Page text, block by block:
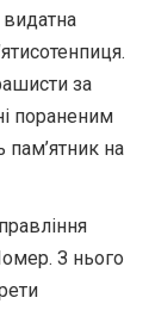
за
пораненим
пам’ятник на
З нього